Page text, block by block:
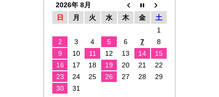
2026年 8月
日
月 火 水 木 金
土
1
2
3 4 5 6 7
8
9
10 11 12 13 14
15
16
17 18 19 20 21
22
23
24 25 26 27 28
29
30
31